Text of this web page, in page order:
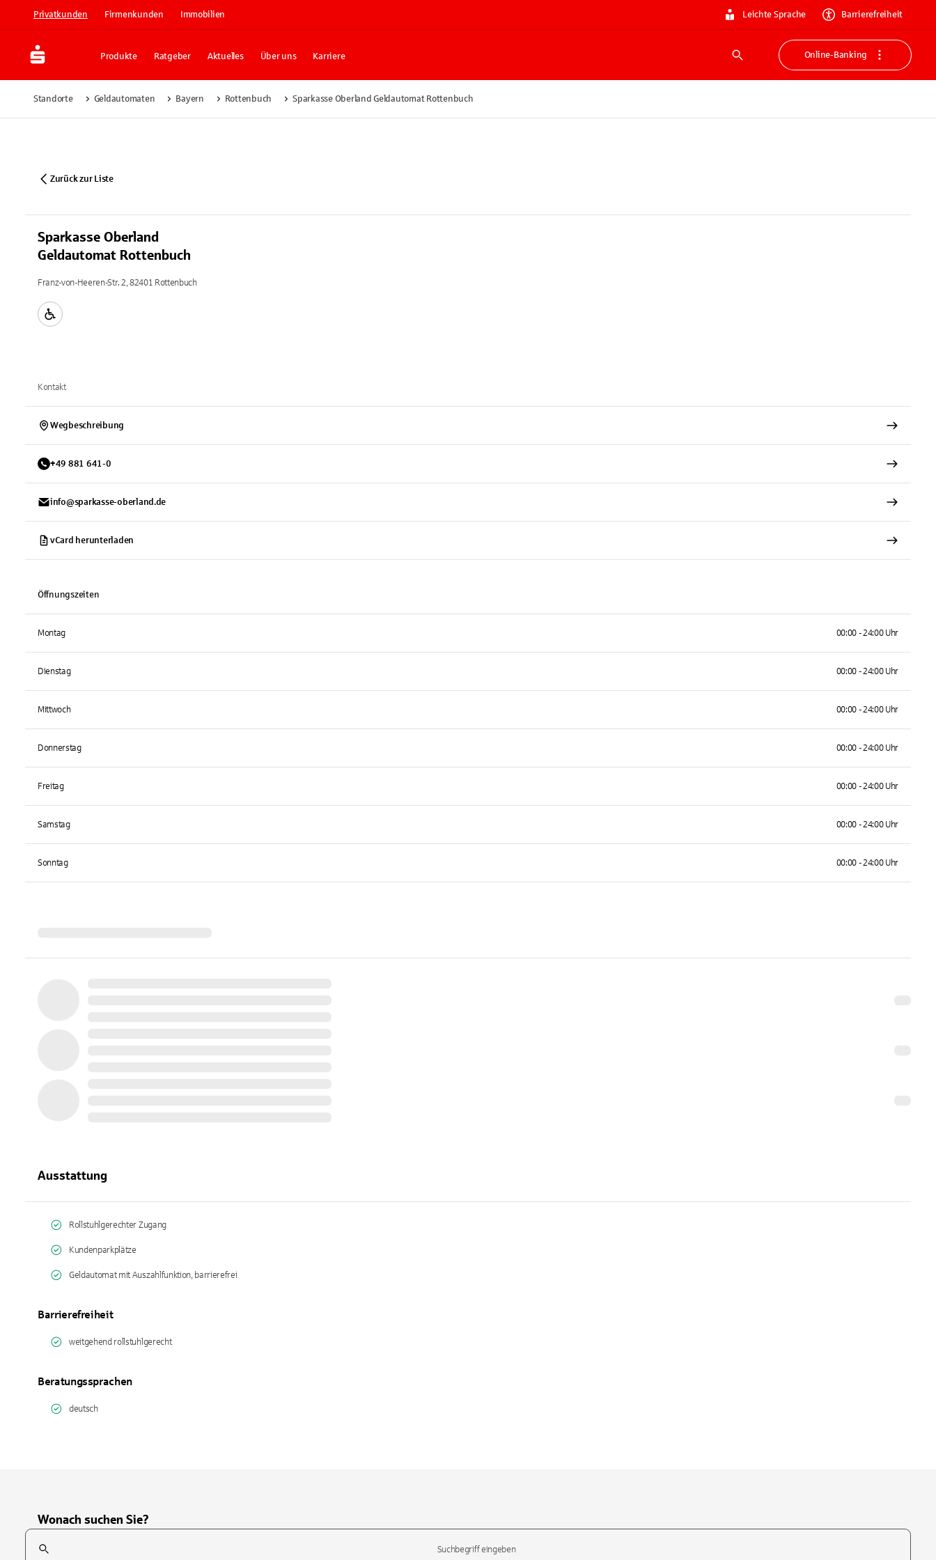
Privatkunden Firmenkunden Immobilien Leichte Sprache Barrierefreiheit
Produkte Ratgeber Aktuelles Über uns Karriere
Suche
Online-Banking
Standorte Geldautomaten Bayern Rottenbuch Sparkasse Oberland Geldautomat Rottenbuch
Zurück zur Liste
Sparkasse Oberland
Geldautomat Rottenbuch
Franz-von-Heeren-Str. 2, 82401 Rottenbuch
Kontakt
Wegbeschreibung
+49 881 641-0
info@sparkasse-oberland.de
vCard herunterladen
Öffnungszeiten
Montag 00:00 - 24:00 Uhr
Dienstag 00:00 - 24:00 Uhr
Mittwoch 00:00 - 24:00 Uhr
Donnerstag 00:00 - 24:00 Uhr
Freitag 00:00 - 24:00 Uhr
Samstag 00:00 - 24:00 Uhr
Sonntag 00:00 - 24:00 Uhr
Ausstattung
Rollstuhlgerechter Zugang
Kundenparkplätze
Geldautomat mit Auszahlfunktion, barrierefrei
Barrierefreiheit
weitgehend rollstuhlgerecht
Beratungssprachen
deutsch
Wonach suchen Sie?
Suchfeld